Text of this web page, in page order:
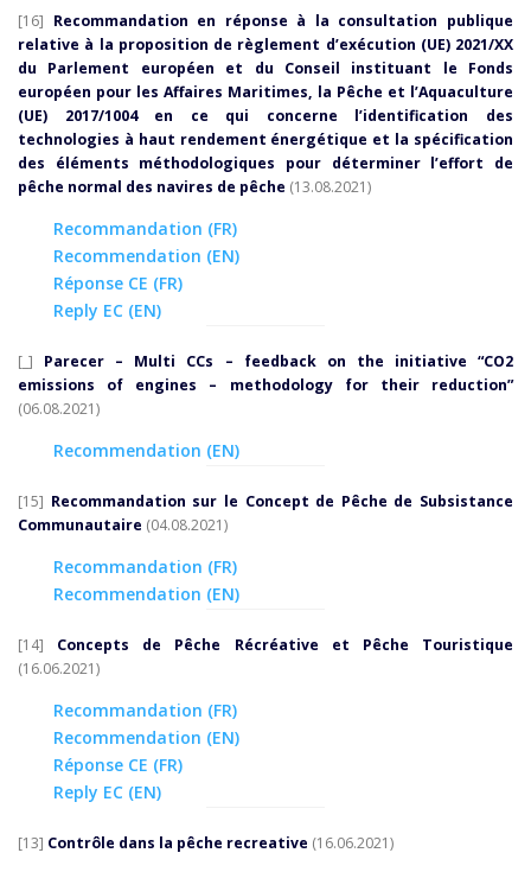
[16] Recommandation en réponse à la consultation publique
relative à la proposition de règlement d’exécution (UE) 2021/XX
du Parlement européen et du Conseil instituant le Fonds
européen pour les Affaires Maritimes, la Pêche et l’Aquaculture
(UE) 2017/1004 en ce qui concerne l’identification des
technologies à haut rendement énergétique et la spécification
des éléments méthodologiques pour déterminer l’effort de
pêche normal des navires de pêche (13.08.2021)
Recommandation (FR)
Recommendation (EN)
Réponse CE (FR)
Reply EC (EN)
[_] Parecer – Multi CCs – feedback on the initiative “CO2
emissions of engines – methodology for their reduction”
(06.08.2021)
Recommendation (EN)
[15] Recommandation sur le Concept de Pêche de Subsistance
Communautaire (04.08.2021)
Recommandation (FR)
Recommendation (EN)
[14] Concepts de Pêche Récréative et Pêche Touristique
(16.06.2021)
Recommandation (FR)
Recommendation (EN)
Réponse CE (FR)
Reply EC (EN)
[13] Contrôle dans la pêche recreative (16.06.2021)